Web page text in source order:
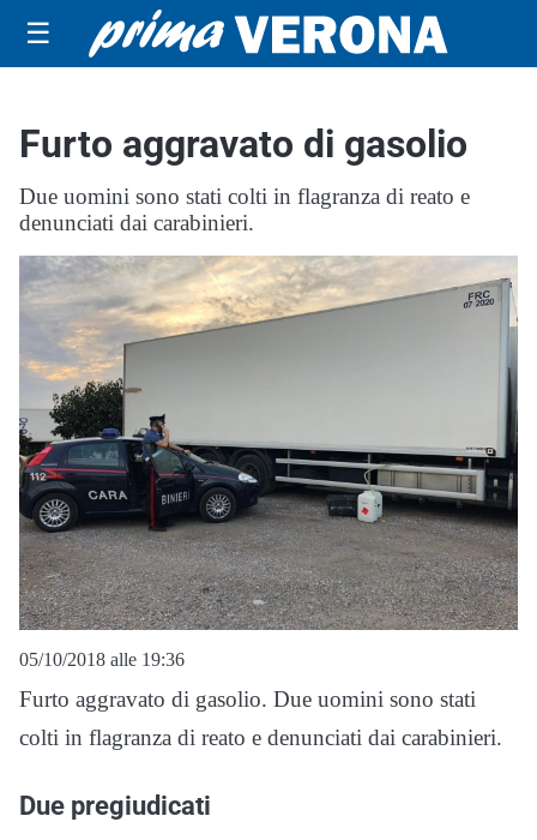
☰
Furto aggravato di gasolio
Due uomini sono stati colti in flagranza di reato e
denunciati dai carabinieri.
05/10/2018 alle 19:36
Furto aggravato di gasolio. Due uomini sono stati
colti in flagranza di reato e denunciati dai carabinieri.
Due pregiudicati